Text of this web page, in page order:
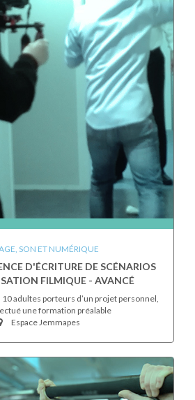
SON ET NUMÉRIQUE
D'ÉCRITURE DE SCÉNARIOS
FILMIQUE - AVANCÉ
10 adultes porteurs d’un projet personnel,
une formation préalable
Espace Jemmapes